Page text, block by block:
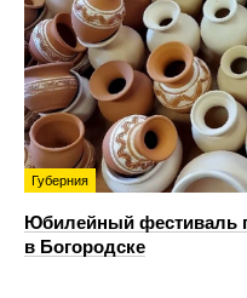
Губерния
Юбилейный фестиваль
в Богородске